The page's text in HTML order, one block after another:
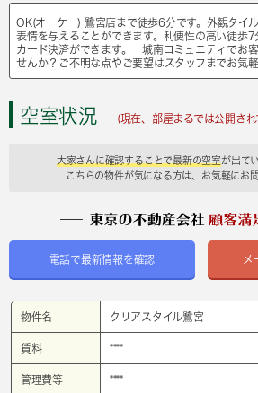
OK(オーケー) 鷺宮店まで徒歩6分です。外観タイ
表情を与えることができます。利便性の高い徒歩
カード決済ができます。 城南コミュニティでお
せんか？ご不明な点やご要望はスタッフまでお気
空室状況 (現在、部屋まるでは公開され
大家さんに確認することで最新の空室が出て
こちらの物件が気になる方は、お気軽にお
電話で最新情報を確認 メ
物件名 クリアスタイル鷺宮
賃料 ****
管理費等 ****